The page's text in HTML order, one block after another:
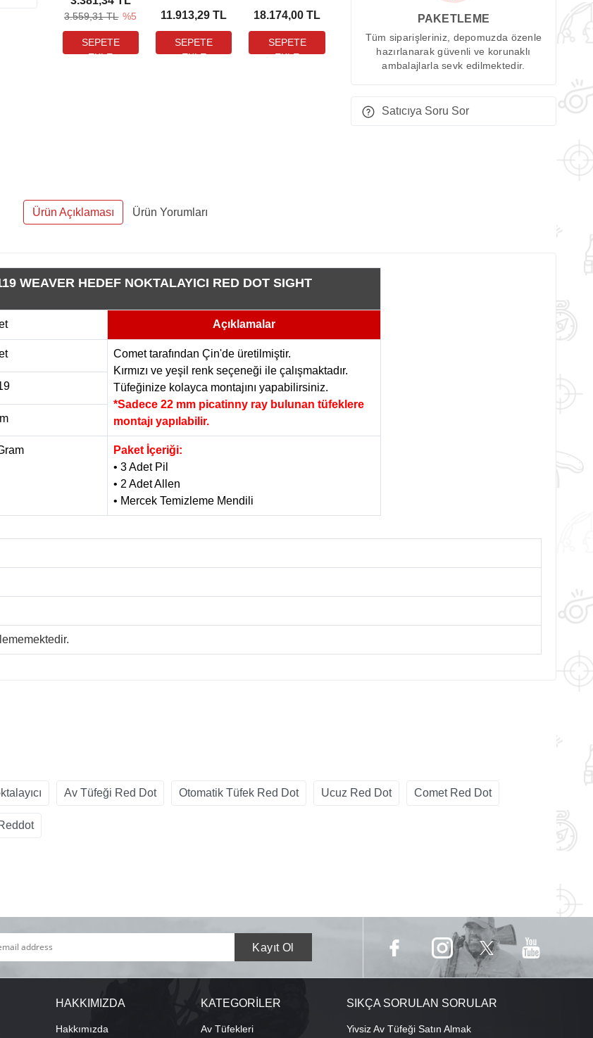
Noktalayıcı
Red Dot Sight
3.559,31 TL %5
Noktalayıcı
Red Dot Sight
(6 MOA)
11.913,29 TL
MM Weaver
Hedef
Noktalayıcı
18.174,00 TL PAKETLEME
Tüm siparişleriniz, depomuzda özenle
hazırlanarak güvenli ve korunaklı
ambalajlarla sevk edilmektedir.
Satıcıya Soru Sor
Ürün Açıklaması Ürün Yorumları
WEAVER HEDEF NOKTALAYICI RED DOT SIGHT
Açıklamalar
Comet tarafından Çin'de üretilmiştir.
Kırmızı ve yeşil renk seçeneği ile çalışmaktadır.
Tüfeğinize kolayca montajını yapabilirsiniz.
*Sadece 22 mm picatinny ray bulunan tüfeklere
montajı yapılabilir.
Paket İçeriği:
• 3 Adet Pil
• 2 Adet Allen
• Mercek Temizleme Mendili
Av Tüfeği Red Dot Otomatik Tüfek Red Dot Ucuz Red Dot Comet Red Dot
HAKKIMIZDA
Hakkımızda
KATEGORİLER
Av Tüfekleri
SIKÇA SORULAN SORULAR
Yivsiz Av Tüfeği Satın Almak